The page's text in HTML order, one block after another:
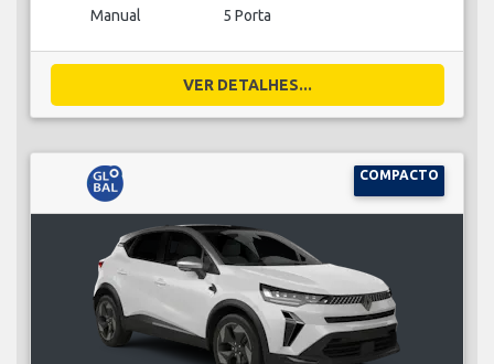
Manual 5 Porta
VER DETALHES...
COMPACTO